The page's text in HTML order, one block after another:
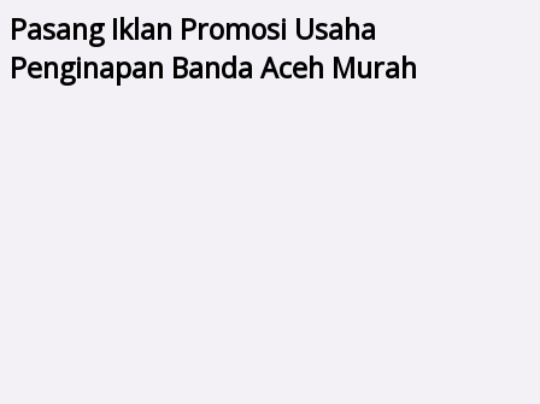
Pasang Iklan Promosi Usaha
Penginapan Banda Aceh Murah